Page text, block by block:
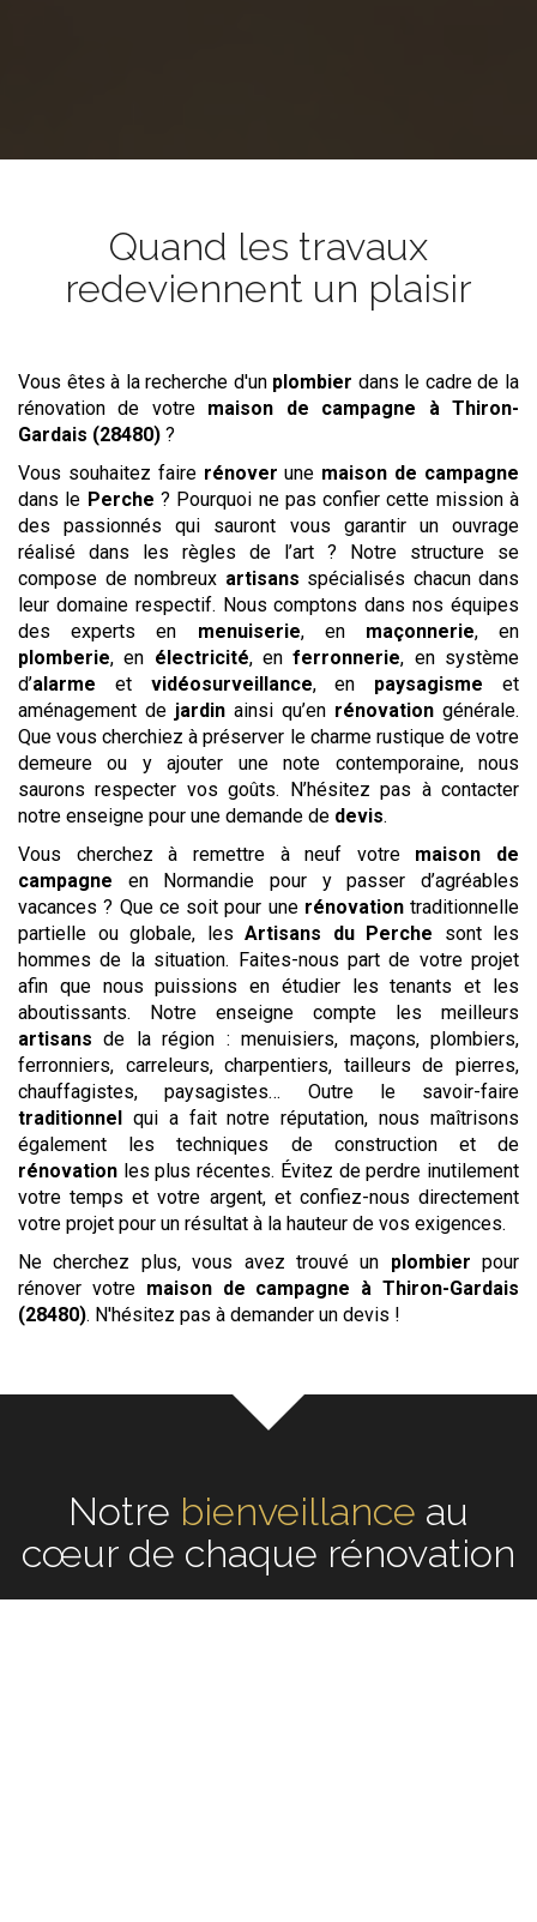
Quand les travaux
redeviennent un plaisir
Vous êtes à la recherche d'un plombier dans le cadre de la
rénovation de votre maison de campagne à Thiron-
Gardais (28480) ?
Vous souhaitez faire rénover une maison de campagne
dans le Perche ? Pourquoi ne pas confier cette mission à
des passionnés qui sauront vous garantir un ouvrage
réalisé dans les règles de l’art ? Notre structure se
compose de nombreux artisans spécialisés chacun dans
leur domaine respectif. Nous comptons dans nos équipes
des experts en menuiserie, en maçonnerie, en
plomberie, en électricité, enferronnerie, en système
d’alarme et vidéosurveillance, en paysagisme et
aménagement de jardin ainsi qu’en rénovation générale.
Que vous cherchiez à préserver le charme rustique de votre
demeure ou y ajouter une note contemporaine, nous
saurons respecter vos goûts. N’hésitez pas à contacter
notre enseigne pour une demande de devis.
Vous cherchez à remettre à neuf votre maison de
campagne en Normandie pour y passer d’agréables
vacances ? Que ce soit pour une rénovationtraditionnelle
partielle ou globale, les Artisans du Perche sont les
hommes de la situation. Faites-nous part de votre projet
afin que nous puissions en étudier les tenants et les
aboutissants. Notre enseigne compte les meilleurs
artisans de la région : menuisiers, maçons, plombiers,
ferronniers, carreleurs, charpentiers, tailleurs de pierres,
chauffagistes, paysagistes… Outre le savoir-faire
traditionnel
qui a fait notre réputation, nous maîtrisons
également les techniques de construction et de
rénovation les plus récentes. Évitez de perdre inutilement
votre temps et votre argent, et confiez-nous directement
votre projet pour un résultat à la hauteur de vos exigences.
Ne cherchez plus, vous avez trouvé un plombier pour
rénover votre maison de campagne à Thiron-Gardais
(28480). N'hésitez pas à demander un devis !
Notre écoute
bienveillanceau cœur
de chaque rénovation